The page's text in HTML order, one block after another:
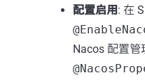
配置启用 : 在
Nacos 配置管